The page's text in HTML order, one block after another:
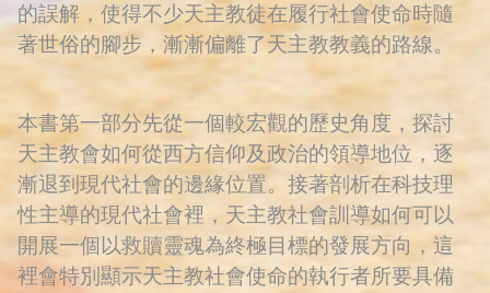
的誤解，使得不少天主教徒在履行社會使命時隨
著世俗的腳步，漸漸偏離了天主教教義的路線。
本書第一部分先從一個較宏觀的歷史角度，探討
天主教會如何從西方信仰及政治的領導地位，逐
漸退到現代社會的邊緣位置。接著剖析在科技理
性主導的現代社會裡，天主教社會訓導如何可以
開展一個以救贖靈魂為終極目標的發展方向，這
裡會特別顯示天主教社會使命的執行者所要具備